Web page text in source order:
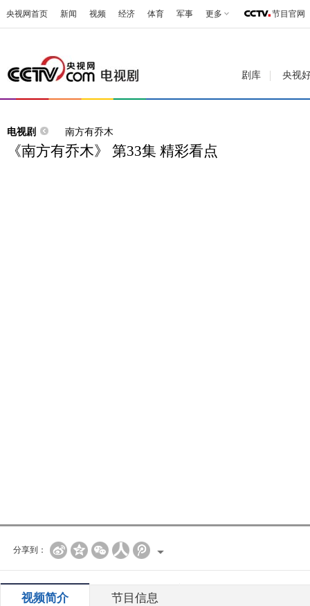
央视网首页 新闻 视频 经济 体育 军事 更多 节目官网
剧库 央视
电视剧 南方有乔木
《南方有乔木》 第33集 精彩看点
分享到：
视频简介 节目信息